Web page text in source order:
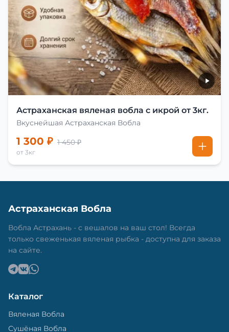
Астраханская вяленая вобла с икрой от 3кг.
Вкуснейшая Астраханская Вобла
1 300 ₽ 1 450 ₽
от 3кг
Астраханская Вобла
Вобла Астрахань - с вешалов на ваш стол! Всегда
только свеженькая вяленая рыбка - доступна для заказа
на сайте.
Каталог
Вяленая Вобла
Сушёная Вобла